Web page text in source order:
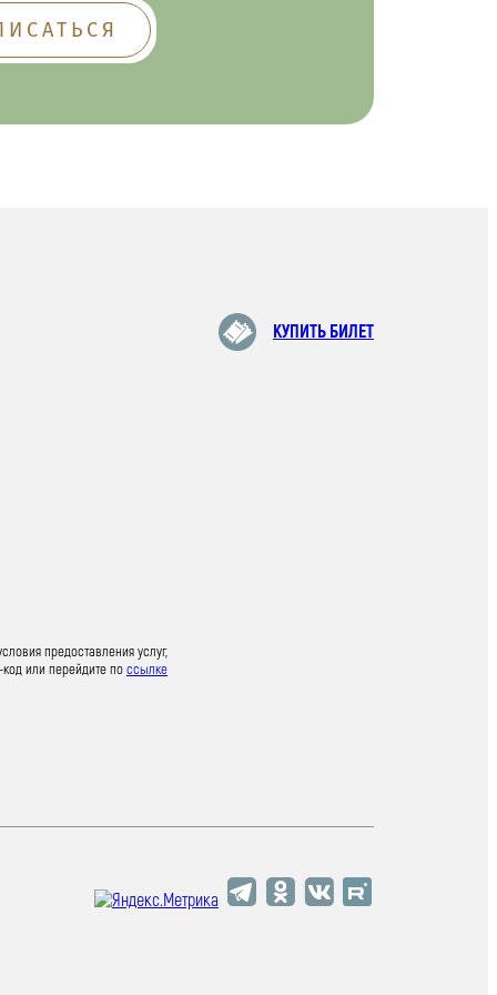
КУПИТЬ БИЛЕТ
предоставления услуг,
код или перейдите поссылке